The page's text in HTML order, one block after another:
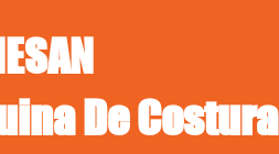
De Costura